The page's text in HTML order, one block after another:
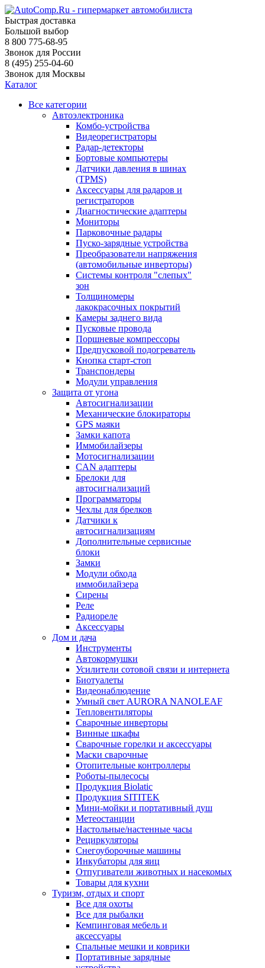
Быстрая доставка
Большой выбор
8 800 775-68-95
Звонок для России
8 (495) 255-04-60
Звонок для Москвы
Каталог
Все категории
Автоэлектроника
Комбо-устройства
Видеорегистраторы
Радар-детекторы
Бортовые компьютеры
Датчики давления в шинах
(TPMS)
Аксессуары для радаров и
регистраторов
Диагностические адаптеры
Мониторы
Парковочные радары
Пуско-зарядные устройства
Преобразователи напряжения
(автомобильные инверторы)
Системы контроля "слепых"
зон
Толщиномеры
лакокрасочных покрытий
Камеры заднего вида
Пусковые провода
Поршневые компрессоры
Предпусковой подогреватель
Кнопка старт-стоп
Транспондеры
Модули управления
Защита от угона
Автосигнализации
Механические блoкираторы
GPS маяки
Замки капота
Иммобилайзеры
Мотосигнализации
CAN адаптеры
Брелоки для
автосигнализаций
Программаторы
Чехлы для брелков
Датчики к
автосигнализациям
Дополнительные сервисные
блоки
Замки
Модули обхода
иммобилайзера
Сирены
Реле
Радиореле
Аксессуары
Дом и дача
Инструменты
Автокормушки
Усилители сотовой связи и интернета
Биотуалеты
Видеонаблюдение
Умный свет AURORA NANOLEAF
Тепловентиляторы
Сварочные инверторы
Винные шкафы
Сварочные горелки и аксессуары
Маски сварочные
Отопительные контроллеры
Роботы-пылесосы
Продукция Biolatic
Продукция SITITEK
Мини-мойки и портативный душ
Метеостанции
Настольные/настенные часы
Рециркуляторы
Снегоуборочные машины
Инкубаторы для яиц
Отпугиватели животных и насекомых
Товары для кухни
Туризм, отдых и спорт
Все для охоты
Все для рыбалки
Кемпинговая мебель и
аксессуары
Спальные мешки и коврики
Портативные зарядные